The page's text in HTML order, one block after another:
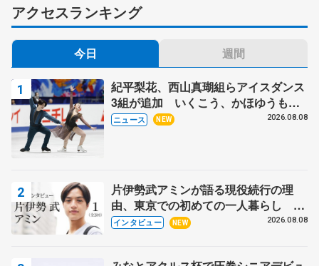
アクセスランキング
今日 週間
紀平梨花、西山真瑚組らアイスダンス
3組が追加 いくこう、かほゆうも、
木下グループ杯
ニュース NEW 2026.08.08
片伊勢武アミンが語る現役続行の理
由、東京での初めての一人暮らし 注
目スケーターの「今」に迫る
インタビュー NEW 2026.08.08